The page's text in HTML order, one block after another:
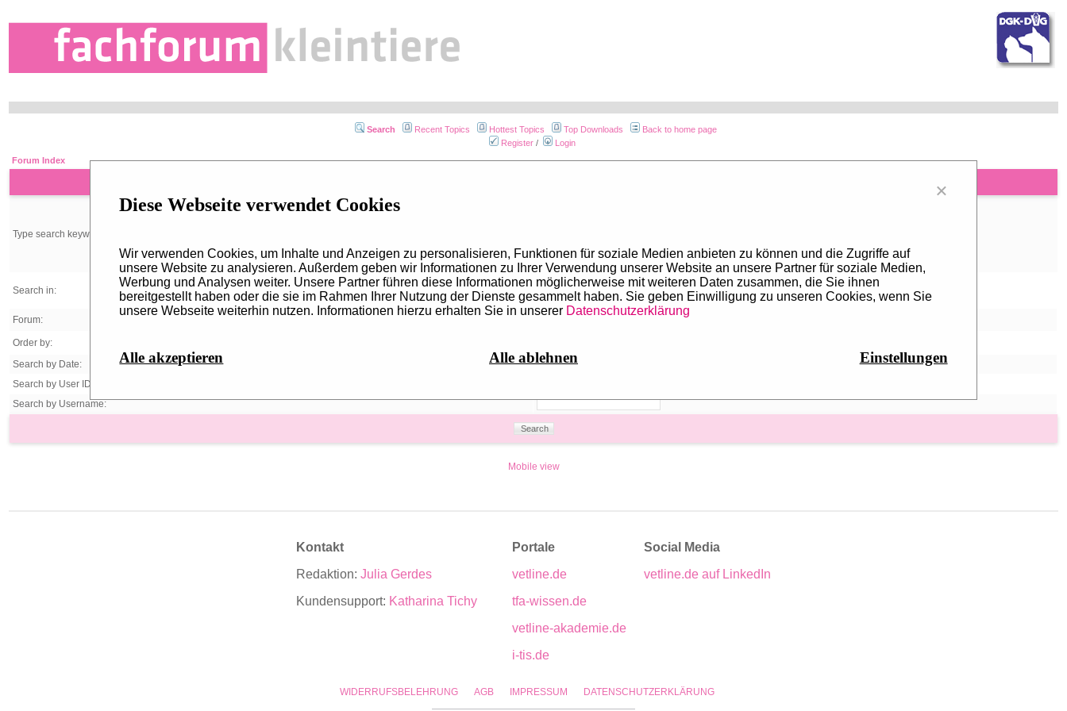
Search Recent Topics Hottest Topics Top Downloads
Back to home page
Register /
Login
Forum Index
Type search keywords:
Search the exact phrase
Search usingLucene syntax
Search in:
Entire message
Message subject only
Forum:
Order by:
Search by Date:
Search by User ID:
Search by Username:
Mobile view
Kontakt
Redaktion: Julia Gerdes
Kundensupport: Katharina Tichy
Portale
vetline.de
tfa-wissen.de
vetline-akademie.de
i-tis.de
Social Media
vetline.de auf LinkedIn
WIDERRUFSBELEHRUNG AGB IMPRESSUM DATENSCHUTZERKLÄRUNG
×
Diese Webseite verwendet Cookies
Wir verwenden Cookies, um Inhalte und Anzeigen zu personalisieren, Funktionen für soziale Medien anbieten zu können und die Zugriffe auf
unsere Website zu analysieren. Außerdem geben wir Informationen zu Ihrer Verwendung unserer Website an unsere Partner für soziale Medien,
Werbung und Analysen weiter. Unsere Partner führen diese Informationen möglicherweise mit weiteren Daten zusammen, die Sie ihnen
bereitgestellt haben oder die sie im Rahmen Ihrer Nutzung der Dienste gesammelt haben. Sie geben Einwilligung zu unseren Cookies, wenn Sie
unsere Webseite weiterhin nutzen. Informationen hierzu erhalten Sie in unserer Datenschutzerklärung
Alle akzeptieren Alle ablehnen Einstellungen